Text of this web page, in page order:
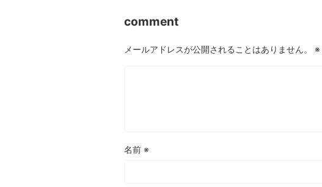
comment
メールアドレスが公開されることはありません。 ※
名前 ※